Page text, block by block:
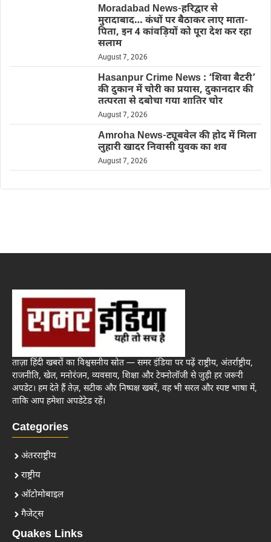
Moradabad News-हरिद्वार से
मुरादाबाद… कंधों पर बैठाकर लाए माता-
पिता, इन 4 कांवड़ियों को पूरा देश कर रहा
सलाम
August 7, 2026
Hasanpur Crime News : ‘शिवा बैटरी’
की दुकान में चोरी का प्रयास, दुकानदार की
तत्परता से दबोचा गया शातिर चोर
August 7, 2026
Amroha News-ट्यूबवेल की होद में मिला
लुहारी खादर निवासी युवक का शव
August 7, 2026
ताज़ा हिंदी खबरों का विश्वसनीय स्रोत — समर इंडिया पर पढ़ें राष्ट्रीय, अंतर्राष्ट्रीय,
राजनीति, खेल, मनोरंजन, व्यवसाय, शिक्षा और टेक्नोलॉजी से जुड़ी हर जरूरी
अपडेट। हम देते हैं तेज़, सटीक और निष्पक्ष खबरें, वह भी सरल और स्पष्ट भाषा में,
ताकि आप हमेशा अपडेटेड रहें।
Categories
अंतरराष्ट्रीय
राष्ट्रीय
ऑटोमोबाइल
गैजेट्स
Quakes Links